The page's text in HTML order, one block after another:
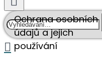
Ochrana osobních
údajů a jejich
používání